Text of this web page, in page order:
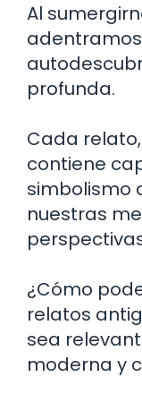
Al
profunda.
Cada
contiene
simbolismo
nuestras
¿Cómo
relatos
sea
moderna y